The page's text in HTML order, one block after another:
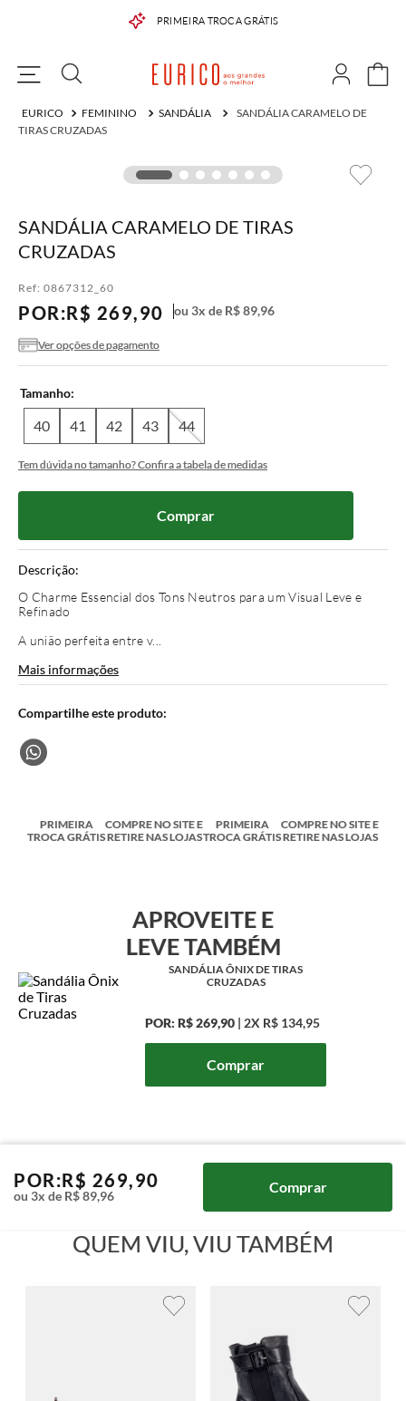
PRIMEIRA TROCA GRÁTIS
FEMININO SANDÁLIA
SANDÁLIA CARAMELO DE
TIRAS CRUZADAS
SANDÁLIA CARAMELO DE TIRAS
CRUZADAS
Ref: 0867312_60
POR:R$ 269,90 ou 3x de R$ 89,96
Ver opções de pagamento
Tamanho
40 41 42 43 44
Tem dúvida no tamanho? Confira a tabela de medidas
Comprar
Descrição:
O Charme Essencial dos Tons Neutros para um Visual Leve e
Refinado
A união perfeita entre v...
Mais informações
PRIMEIRA
TROCA GRÁTIS
COMPRE NO SITE E
RETIRE NAS LOJAS
PRIMEIRA
TROCA GRÁTIS
COMPRE NO SITE E
RETIRE NAS LOJAS
APROVEITE E
LEVE TAMBÉM
SANDÁLIA ÔNIX DE TIRAS
CRUZADAS
POR: R$ 269,90 2X R$ 134,95
Comprar
POR:R$ 269,90
ou 3x de R$89,96
Comprar
QUEM VIU, VIU TAMBÉM